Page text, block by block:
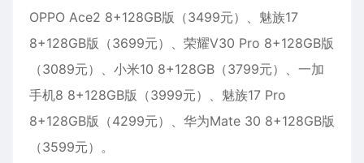
OPPO Ace2 8+128GB版（3499元）、魅族17
8+128GB版（3699元）、荣耀V30 Pro 8+128GB版
（3089元）、小米10 8+128GB（3799元）、一加
手机8 8+128GB版（3999元）、魅族17 Pro
8+128GB版（4299元）、华为Mate 30 8+128GB版
（3599元）。